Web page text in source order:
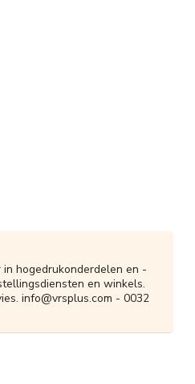
hogedrukonderdelen en -
en winkels.
info@vrsplus.com - 0032